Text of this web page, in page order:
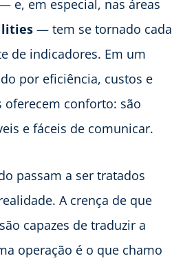
e, em especial, nas áreas
— tem se tornado cada
de indicadores. Em um
por eficiência, custos e
conforto: são
e fáceis de comunicar.
passam a ser tratados
A crença de que
capazes de traduzir a
operação é o que chamo